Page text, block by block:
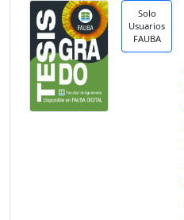
Solo
Usuarios
FAUBA